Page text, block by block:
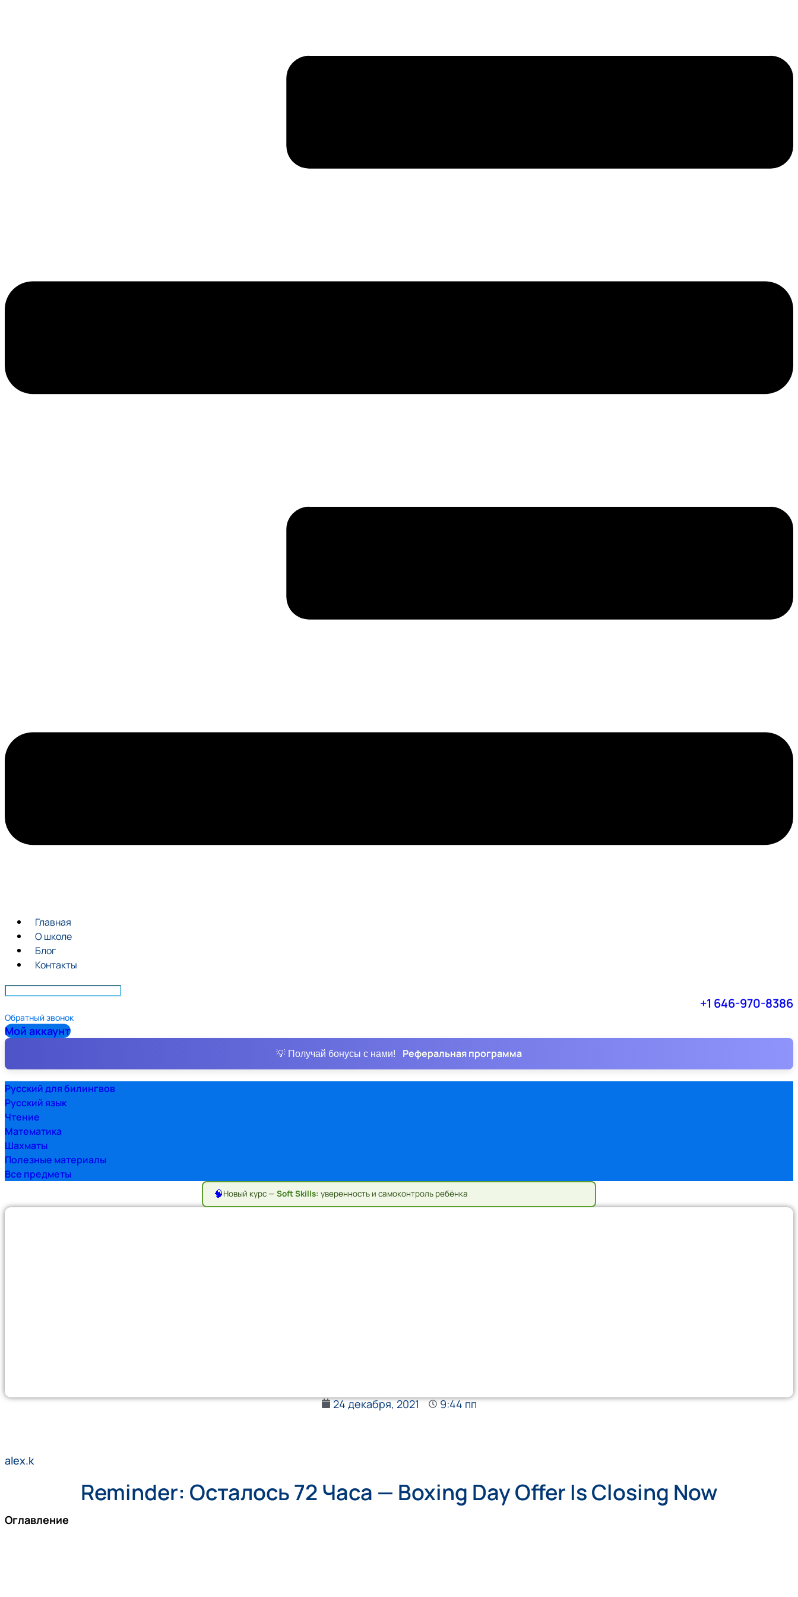
Главная
О школе
Блог
Контакты
+1 646-970-8386
Обратный звонок
Мой аккаунт
💡 Получай бонусы с нами! Реферальная программа
Русский для билингвов
Русский язык
Чтение
Математика
Шахматы
Полезные материалы
Все предметы
🧠Новый курс — Soft Skills: уверенность и самоконтроль ребёнка
24 декабря, 2021 9:44 пп
alex.k
Reminder: Осталось 72 Часа — Boxing Day Offer Is Closing Now
Оглавление